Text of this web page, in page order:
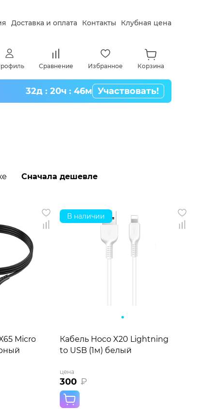
Доставка и оплата Контакты Клубная цена
Сравнение Избранное Корзина
32д : 20ч : 46м Участвовать!
Сначала дешевле
Micro-
В наличии
Кабель Hoco X20 Lightning
to USB (1м) белый
цена
300 ₽